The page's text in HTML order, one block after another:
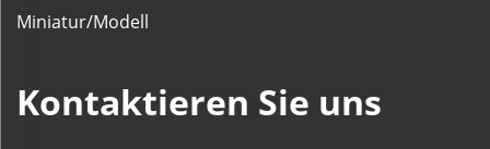
Miniatur/Modell
Kontaktieren Sie uns